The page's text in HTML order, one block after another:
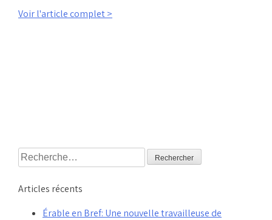
Voir l'article complet >
Rechercher :
Articles récents
Érable en Bref: Une nouvelle travailleuse de